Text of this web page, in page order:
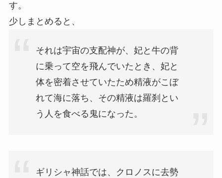
す。
少しまとめると、
それは宇宙の支配神が、妃と牛の背
に乗って空を飛んでいたとき、妃と
体を密着させていたため精液がこぼ
れて海に落ち、その精液は羅刹とい
う人を食べる鬼になった。
ギリシャ神話では、クロノスに去勢